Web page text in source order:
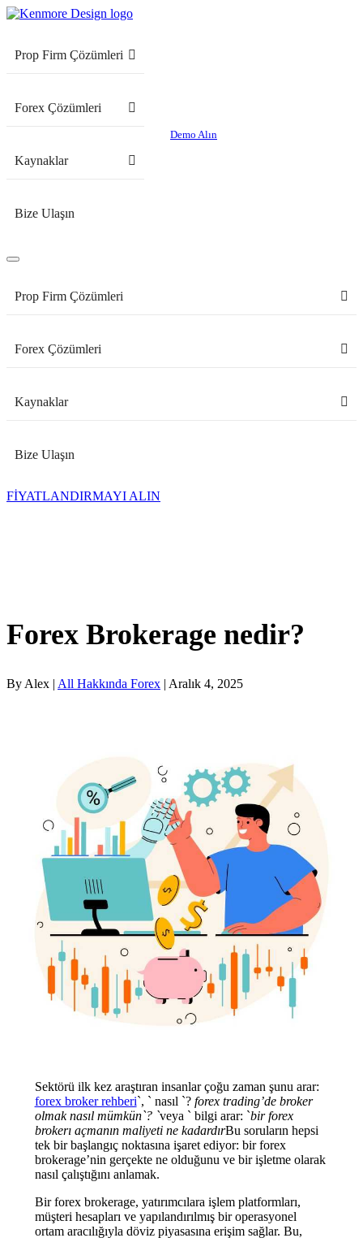
Prop Firm Çözümleri
Forex Çözümleri
Kaynaklar
Bize Ulaşın
Demo Alın
Prop Firm Çözümleri
Forex Çözümleri
Kaynaklar
Bize Ulaşın
FİYATLANDIRMAYI ALIN
Forex Brokerage nedir?
By Alex | All Hakkında Forex | Aralık 4, 2025
Sektörü ilk kez araştıran insanlar çoğu zaman şunu arar:
forex broker rehberi`, ` nasıl `? forex trading’de broker
olmak nasıl mümkün`? `veya ` bilgi arar: `bir forex
brokerı açmanın maliyeti ne kadardırBu soruların hepsi
tek bir başlangıç noktasına işaret ediyor: bir forex
brokerage’nin gerçekte ne olduğunu ve bir işletme olarak
nasıl çalıştığını anlamak.
Bir forex brokerage, yatırımcılara işlem platformları,
müşteri hesapları ve yapılandırılmış bir operasyonel
ortam aracılığıyla döviz piyasasına erişim sağlar. Bu,